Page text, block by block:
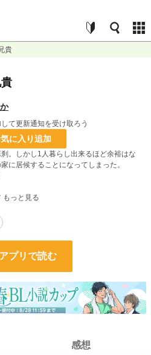
貴
て更新通知を受け取ろう
に入り追加
。しかし1人暮らし出来るほど余裕はな
に居候することになってしまった。
り言う性格。顔が中世的なせいで、男の人
近い為、居候する事を許した優しいイケメ
容姿端麗だが、いまだにフリー。実家暮ら
よく似合う、美少年。黙ってると頭良さそ
い性格。
アプリで読む
感想